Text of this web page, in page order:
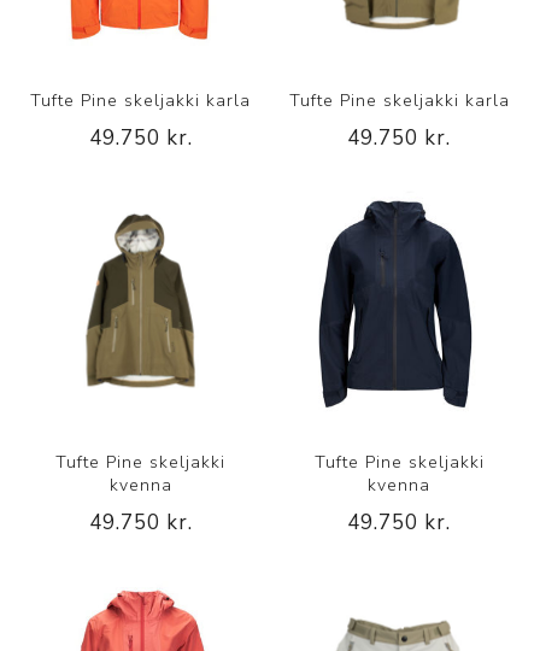
Tufte Pine skeljakki karla
49.750 kr.
Tufte Pine skeljakki karla
49.750 kr.
Tufte Pine skeljakki
kvenna
49.750 kr.
Tufte Pine skeljakki
kvenna
49.750 kr.